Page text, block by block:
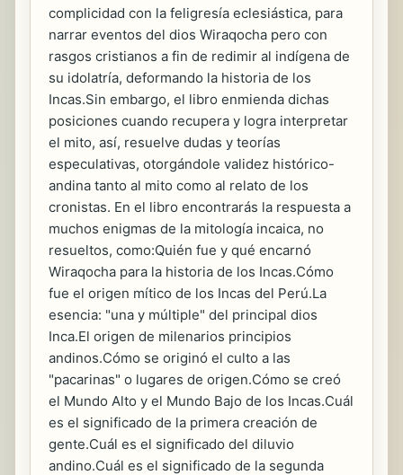
complicidad con la feligresía eclesiástica, para
narrar eventos del dios Wiraqocha pero con
rasgos cristianos a fin de redimir al indígena de
su idolatría, deformando la historia de los
Incas.Sin embargo, el libro enmienda dichas
posiciones cuando recupera y logra interpretar
el mito, así, resuelve dudas y teorías
especulativas, otorgándole validez histórico-
andina tanto al mito como al relato de los
cronistas. En el libro encontrarás la respuesta a
muchos enigmas de la mitología incaica, no
resueltos, como:Quién fue y qué encarnó
Wiraqocha para la historia de los Incas.Cómo
fue el origen mítico de los Incas del Perú.La
esencia: "una y múltiple" del principal dios
Inca.El origen de milenarios principios
andinos.Cómo se originó el culto a las
"pacarinas" o lugares de origen.Cómo se creó
el Mundo Alto y el Mundo Bajo de los Incas.Cuál
es el significado de la primera creación de
gente.Cuál es el significado del diluvio
andino.Cuál es el significado de la segunda